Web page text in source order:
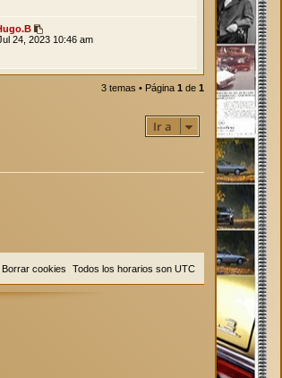
24, 2023 10:46 am
3 temas • Página 1 de 1
Ir a
Todos los horarios son UTC
Borrar cookies